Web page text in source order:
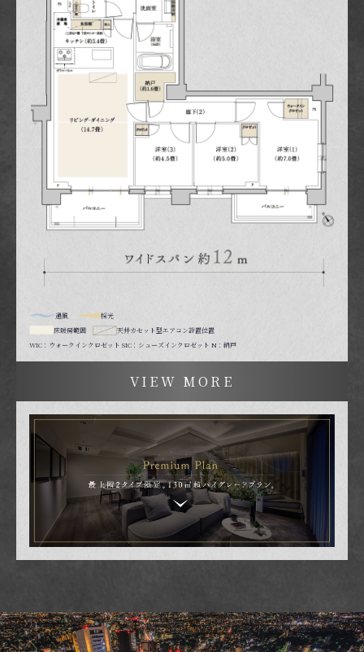
通風
採光
床暖房範囲
天井カセット型エアコン設置位置
WIC：ウォークインクロゼット SIC：シューズインクロゼット N：納戸
VIEW MORE